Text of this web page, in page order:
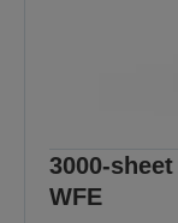
3000-
WFE